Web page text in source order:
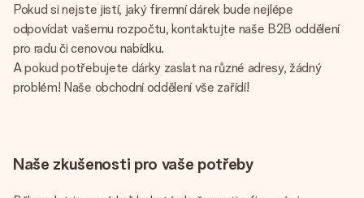
Pokud si nejste jistí, jaký firemní dárek bude nejlépe
odpovídat vašemu rozpočtu, kontaktujte naše B2B oddělení
pro radu či cenovou nabídku.
A pokud potřebujete dárky zaslat na různé adresy, žádný
problém! Naše obchodní oddělení vše zařídí!
Naše zkušenosti pro vaše potřeby